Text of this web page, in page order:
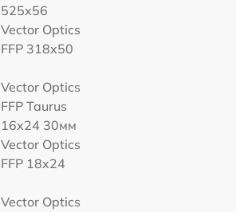
525x56
Vector Optics
FFP 318x50
Vector Optics
FFP Taurus
16x24 30мм
Vector Optics
FFP 18x24
Vector Optics